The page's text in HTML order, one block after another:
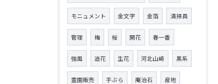
モニュメント 金文字 金箔 清掃員
管理 梅 桜 開花 春一番
強風 造花 生花 河北山崎 黒系
霊園販売 手ぶら 庵治石 産地